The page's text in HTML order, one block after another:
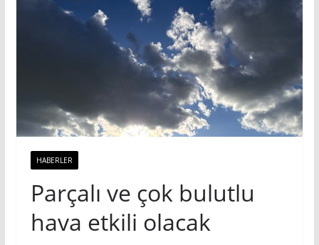
HABERLER
Parçalı ve çok bulutlu
hava etkili olacak